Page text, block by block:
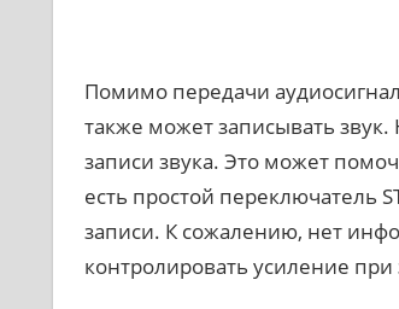
Помимо передачи
также может записывать звук.
записи звука. Это может
есть простой переключатель
записи. К сожалению, нет
контролировать усиление при